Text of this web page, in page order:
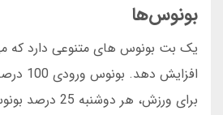
بونوس‌ها
یک بت بونوس های متنوعی دارد که
برای ورزش، هر